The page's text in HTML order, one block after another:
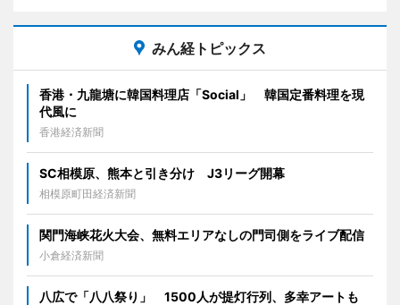
みん経トピックス
香港・九龍塘に韓国料理店「Social」 韓国定番料理を現
代風に
香港経済新聞
SC相模原、熊本と引き分け J3リーグ開幕
相模原町田経済新聞
関門海峡花火大会、無料エリアなしの門司側をライブ配信
小倉経済新聞
八広で「八八祭り」 1500人が提灯行列、多幸アートも